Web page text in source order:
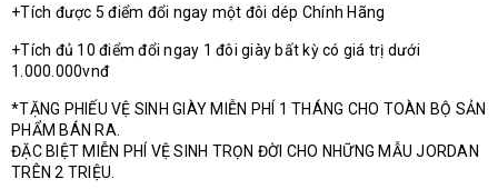
+Tích được 5 điểm đổi ngay một đôi dép Chính Hãng
+Tích đủ 10 điểm đổi ngay 1 đôi giày bất kỳ có giá trị dưới
1.000.000vnđ
*TẶNG PHIẾU VỆ SINH GIÀY MIỄN PHÍ 1 THÁNG CHO TOÀN BỘ SẢN
PHẨM BÁN RA.
ĐẶC BIỆT MIỄN PHÍ VỆ SINH TRỌN ĐỜI CHO NHỮNG MẪU JORDAN
TRÊN 2 TRIỆU.